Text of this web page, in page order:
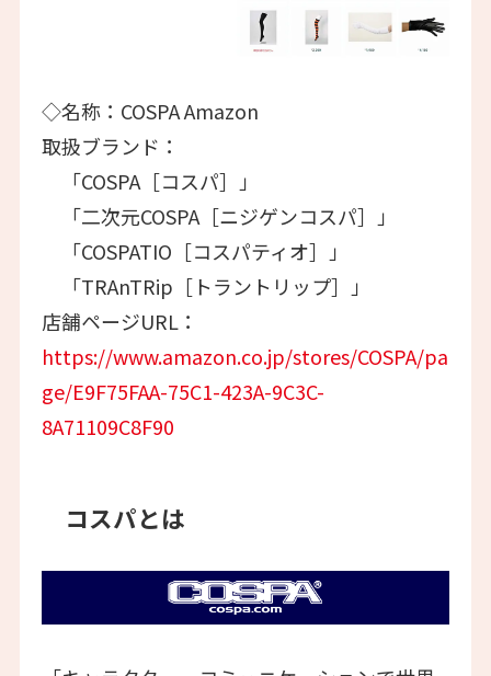
◇名称：COSPA Amazon
取扱ブランド：
「COSPA［コスパ］」
「二次元COSPA［ニジゲンコスパ］」
「COSPATIO［コスパティオ］」
「TRAnTRip［トラントリップ］」
店舗ページURL：
https://www.amazon.co.jp/stores/COSPA/pa
ge/E9F75FAA-75C1-423A-9C3C-
8A71109C8F90
コスパとは